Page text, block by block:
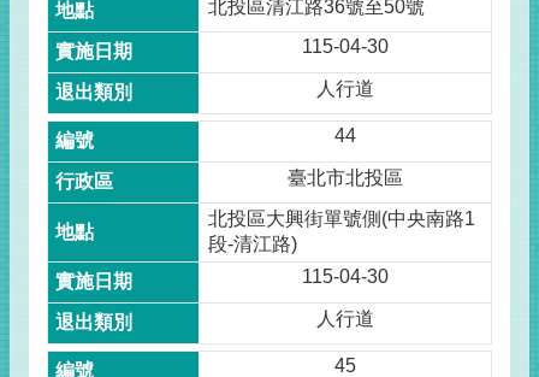
北投區清江路36號至50號
115-04-30
人行道
44
臺北市北投區
北投區大興街單號側(中央南路1
段-清江路)
115-04-30
人行道
45